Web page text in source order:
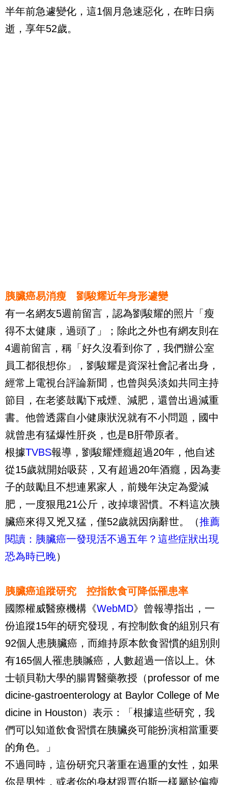
半年前急遽變化，這1個月急速惡化，在昨日病
逝，享年52歲。
胰臟癌易消瘦 劉駿耀近年身形遽變
有一名網友5週前留言，認為劉駿耀的照片「瘦
得不太健康，過頭了」；除此之外也有網友則在
4週前留言，稱「好久沒看到你了，我們辦公室
員工都很想你」，劉駿耀是資深社會記者出身，
經常上電視台評論新聞，也曾與吳淡如共同主持
節目，在老婆鼓勵下戒煙、減肥，還曾出過減重
書。他曾透露自小健康狀況就有不小問題，國中
就曾患有猛爆性肝炎，也是B肝帶原者。
根據TVBS報導，劉駿耀煙癮超過20年，他自述
從15歲就開始吸菸，又有超過20年酒癮，因為妻
子的鼓勵且不想連累家人，前幾年決定為愛減
肥，一度狠甩21公斤，改掉壞習慣。不料這次胰
臟癌來得又兇又猛，僅52歲就因病辭世。（推薦
閱讀：胰臟癌一發現活不過五年？這些症狀出現
恐為時已晚）
胰臟癌追蹤研究 控指飲食可降低罹患率
國際權威醫療機構《WebMD》曾報導指出，一
份追蹤15年的研究發現，有控制飲食的組別只有
92個人患胰臟癌，而維持原本飲食習慣的組別則
有165個人罹患胰贓癌，人數超過一倍以上。休
士頓貝勒大學的腸胃醫藥教授（professor of me
dicine-gastroenterology at Baylor College of Me
dicine in Houston）表示：「根據這些研究，我
們可以知道飲食習慣在胰臟炎可能扮演相當重要
的角色。」
不過同時，這份研究只著重在過重的女性，如果
你是男性，或者你的身材跟賈伯斯一樣屬於偏瘦